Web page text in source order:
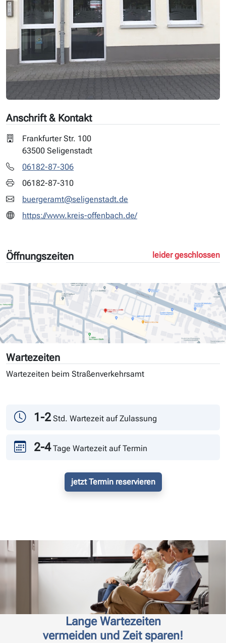
Anschrift & Kontakt
Frankfurter Str. 100
63500 Seligenstadt
06182-87-306
06182-87-310
buergeramt@seligenstadt.de
https://www.kreis-offenbach.de/
Öffnungszeiten leider geschlossen
Wartezeiten
Wartezeiten beim Straßenverkehrsamt
Andrang
1-2 Std. Wartezeit auf Zulassung
2-4 Tage Wartezeit auf Termin
jetzt Termin reservieren
Lange Wartezeiten
vermeiden und Zeit sparen!